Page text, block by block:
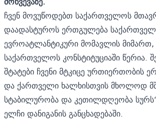
ჩვენ მოვუწოდებთ საქართველოს
დაადასტუროს ერთგულება
ევროატლანტიკური მომავლის
საქართველოს კონსტიტუციაში წერია.
შტატები ჩვენი მტკიცე ურთიერთობის
და ქართველი ხალხისთვის მხოლოდ
სტაბილურობა და კეთილდღეობა
ელჩი დანიგანის განცხადებაში.